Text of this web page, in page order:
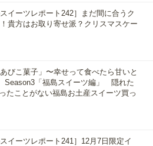
スイーツレポート242］まだ間に合うク
貴方はお取り寄せ派？クリスマスケー
びこ菓子」〜幸せって食べたら甘いと
「福島スイーツ編」 隠れた
ことがない福島お土産スイーツ買っ
スイーツレポート241］12月7日限定イ